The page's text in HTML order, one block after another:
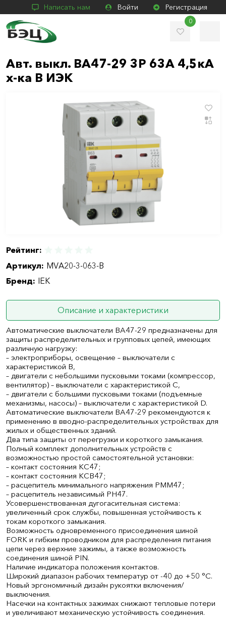
Написать нам Войти Регистрация
0
Авт. выкл. ВА47-29 3Р 63А 4,5кА
х-ка В ИЭК
Рейтинг:
Артикул: MVA20-3-063-B
Бренд: IEK
Описание и характеристики
Автоматические выключатели ВА47-29 предназначены для
защиты распределительных и групповых цепей, имеющих
различную нагрузку:
– электроприборы, освещение – выключатели с
характеристикой В,
– двигатели с небольшими пусковыми токами (компрессор,
вентилятор) – выключатели с характеристикой C,
– двигатели с большими пусковыми токами (подъемные
механизмы, насосы) – выключатели с характеристикой D.
Автоматические выключатели ВА47-29 рекомендуются к
применению в вводно-распределительных устройствах для
жилых и общественных зданий.
Два типа защиты от перегрузки и короткого замыкания.
Полный комплект дополнительных устройств с
возможностью простой самостоятельной установки:
– контакт состояния КС47;
– контакт состояния КСВ47;
– расцепитель минимального напряжения РММ47;
– расцепитель независимый РН47.
Усовершенствованная дугогасительная система:
увеличенный срок службы, повышенная устойчивость к
токам короткого замыкания.
Возможность одновременного присоединения шиной
FORK и гибким проводником для распределения питания
цепи через верхние зажимы, а также возможность
соединения шиной PIN.
Наличие индикатора положения контактов.
Широкий диапазон рабочих температур от -40 до +50 °С.
Новый эргономичный дизайн рукоятки включения/
выключения.
Насечки на контактных зажимах снижают тепловые потери
и увеличивают механическую устойчивость соединения.